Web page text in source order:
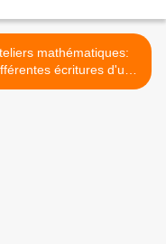
mathématiques:
écritures d'un
nombre >